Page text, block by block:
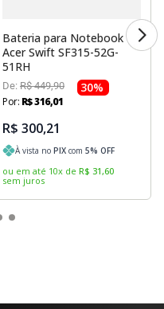
Bateria para Notebook
Acer Swift SF315-52G-
51RH
De: R$ 449,90 30%
Por: R$316,01
R$ 300,21
À vista no PIX com 5% OFF
ou em até 10x de R$ 31,60
sem juros